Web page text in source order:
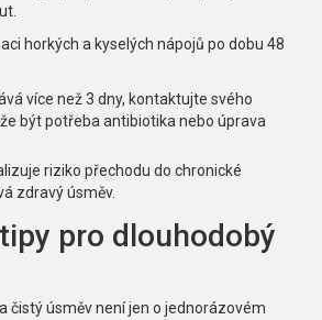
horkých a kyselých nápojů po dobu 48
více než 3 dny, kontaktujte svého
být potřeba antibiotika nebo úprava
riziko přechodu do chronické
zdravý úsměv.
pro dlouhodobý
čistý úsměv není jen o jednorázovém